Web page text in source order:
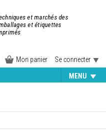
et marchés des
et étiquettes
Mon panier Se connecter
MENU